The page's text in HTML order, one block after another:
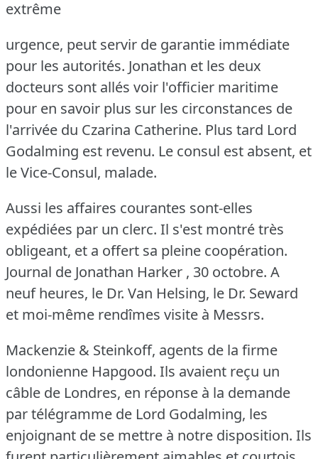
extrême
urgence, peut servir de garantie immédiate
pour les autorités. Jonathan et les deux
docteurs sont allés voir l'officier maritime
pour en savoir plus sur les circonstances de
l'arrivée du Czarina Catherine. Plus tard Lord
Godalming est revenu. Le consul est absent, et
le Vice-Consul, malade.
Aussi les affaires courantes sont-elles
expédiées par un clerc. Il s'est montré très
obligeant, et a offert sa pleine coopération.
Journal de Jonathan Harker , 30 octobre. A
neuf heures, le Dr. Van Helsing, le Dr. Seward
et moi-même rendîmes visite à Messrs.
Mackenzie & Steinkoff, agents de la firme
londonienne Hapgood. Ils avaient reçu un
câble de Londres, en réponse à la demande
par télégramme de Lord Godalming, les
enjoignant de se mettre à notre disposition. Ils